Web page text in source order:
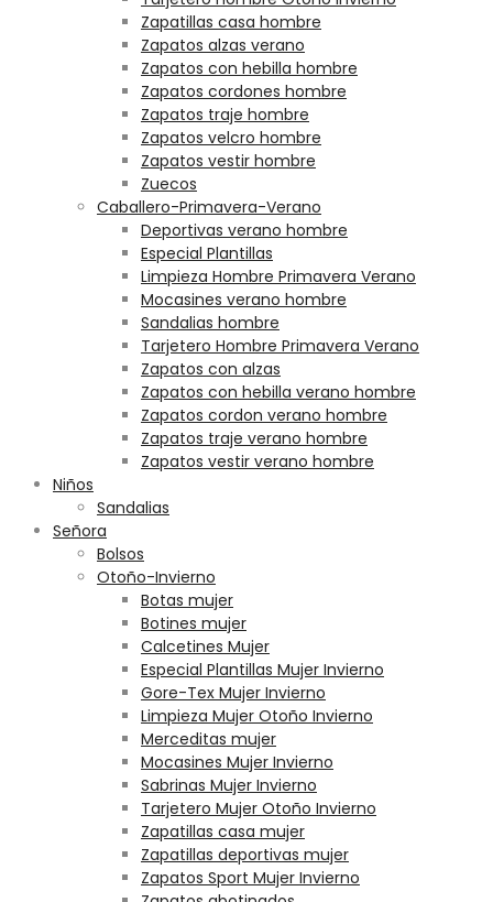
Zapatillas casa hombre
Zapatos alzas verano
Zapatos con hebilla hombre
Zapatos cordones hombre
Zapatos traje hombre
Zapatos velcro hombre
Zapatos vestir hombre
Zuecos
Caballero-Primavera-Verano
Deportivas verano hombre
Especial Plantillas
Limpieza Hombre Primavera Verano
Mocasines verano hombre
Sandalias hombre
Tarjetero Hombre Primavera Verano
Zapatos con alzas
Zapatos con hebilla verano hombre
Zapatos cordon verano hombre
Zapatos traje verano hombre
Zapatos vestir verano hombre
Niños
Sandalias
Señora
Bolsos
Otoño-Invierno
Botas mujer
Botines mujer
Calcetines Mujer
Especial Plantillas Mujer Invierno
Gore-Tex Mujer Invierno
Limpieza Mujer Otoño Invierno
Merceditas mujer
Mocasines Mujer Invierno
Sabrinas Mujer Invierno
Tarjetero Mujer Otoño Invierno
Zapatillas casa mujer
Zapatillas deportivas mujer
Zapatos Sport Mujer Invierno